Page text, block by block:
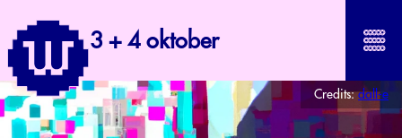
3 + 4 oktober
Credits:dall-e